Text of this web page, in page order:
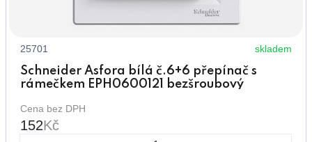
25701 skladem
Schneider Asfora bílá č.6+6 přepínač s
rámečkem EPH0600121 bezšroubový
Cena bez DPH
152Kč